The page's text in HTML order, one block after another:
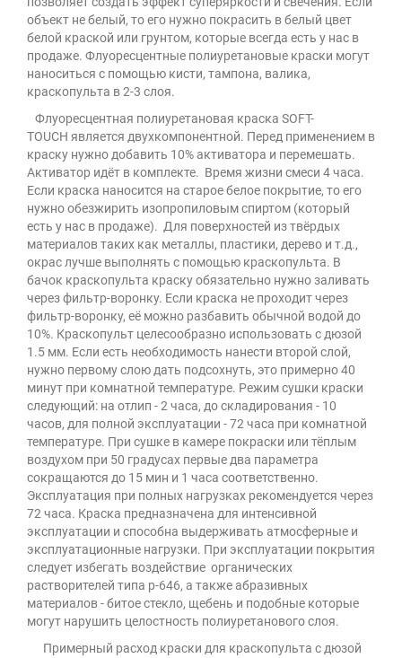
объект не белый, то его нужно покрасить в белый цвет
белой краской или грунтом, которые всегда есть у нас в
продаже. Флуоресцентные полиуретановые краски могут
наноситься с помощью кисти, тампона, валика,
краскопульта в 2-3 слоя.
Флуоресцентная полиуретановая краска SOFT-
ТOUCH является двухкомпонентной. Перед применением в
краску нужно добавить 10% активатора и перемешать.
Активатор идёт в комплекте. Время жизни смеси 4 часа.
Если краска наносится на старое белое покрытие, то его
нужно обезжирить изопропиловым спиртом (который
есть у нас в продаже). Для поверхностей из твёрдых
материалов таких как металлы, пластики, дерево и т.д.,
окрас лучше выполнять с помощью краскопульта. В
бачок краскопульта краску обязательно нужно заливать
через фильтр-воронку. Если краска не проходит через
фильтр-воронку, её можно разбавить обычной водой до
10%. Краскопульт целесообразно использовать с дюзой
1.5 мм. Если есть необходимость нанести второй слой,
нужно первому слою дать подсохнуть, это примерно 40
минут при комнатной температуре. Режим сушки краски
следующий: на отлип - 2 часа, до складирования - 10
часов, для полной эксплуатации - 72 часа при комнатной
температуре. При сушке в камере покраски или тёплым
воздухом при 50 градусах первые два параметра
сокращаются до 15 мин и 1 часа соответственно.
Эксплуатация при полных нагрузках рекомендуется через
72 часа. Краска предназначена для интенсивной
эксплуатации и способна выдерживать атмосферные и
эксплуатационные нагрузки. При эксплуатации покрытия
следует избегать воздействие органических
растворителей типа р-646, а также абразивных
материалов - битое стекло, щебень и подобные которые
могут нарушить целостность полиуретанового слоя.
Примерный расход краски для краскопульта с дюзой